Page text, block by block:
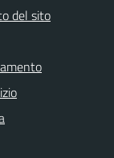
del sito